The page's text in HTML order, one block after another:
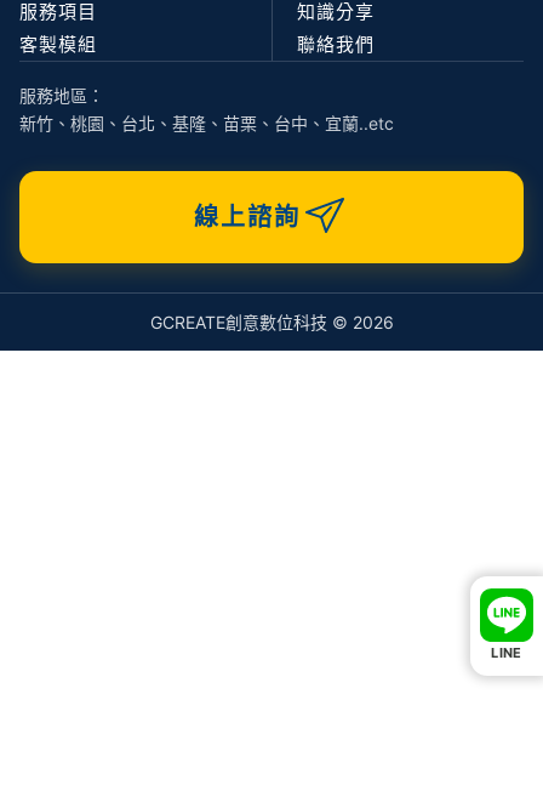
LINE
服務項目
客製模組
知識分享
聯絡我們
服務地區：
新竹、桃園、台北、基隆、苗栗、台中、宜蘭..etc
線上諮詢
GCREATE創意數位科技 © 2026